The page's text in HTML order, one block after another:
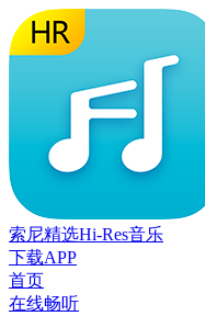
索尼精选Hi-Res音乐
下载APP
首页
在线畅听